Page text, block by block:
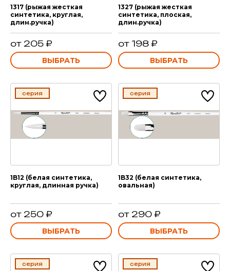
1317 (рыжая жесткая
синтетика, круглая,
длин.ручка)
от 205 ₽
ВЫБРАТЬ
1327 (рыжая жесткая
синтетика, плоская,
длин.ручка)
от 198 ₽
ВЫБРАТЬ
серия
1B12 (белая синтетика,
круглая, длинная ручка)
от 250 ₽
ВЫБРАТЬ
серия
1B32 (белая синтетика,
овальная)
от 290 ₽
ВЫБРАТЬ
серия серия